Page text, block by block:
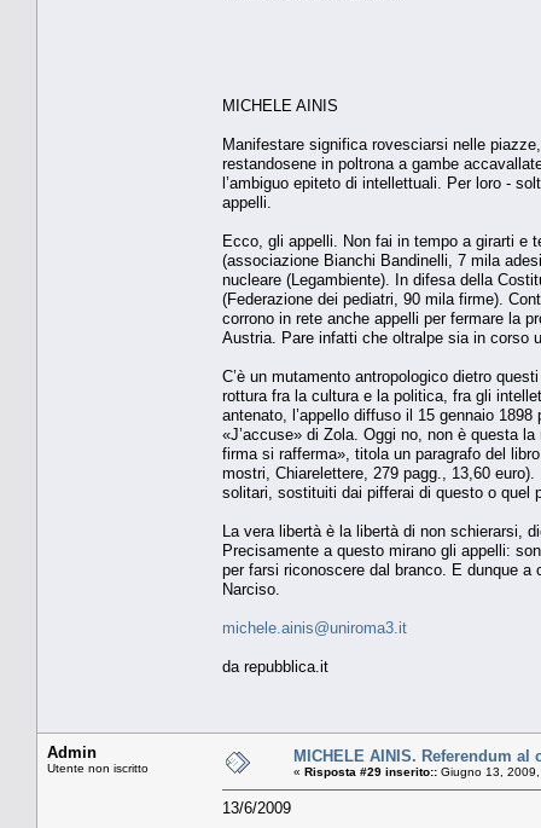
MICHELE AINIS
Manifestare significa rovesciarsi nelle
restandosene in poltrona a gambe
l’ambiguo epiteto di intellettuali. Per loro -
appelli.
Ecco, gli appelli. Non fai in tempo a girarti e
(associazione Bianchi Bandinelli, 7 mila
nucleare (Legambiente). In difesa della
(Federazione dei pediatri, 90 mila firme).
corrono in rete anche appelli per fermare la
Austria. Pare infatti che oltralpe sia in corso
C’è un mutamento antropologico dietro
rottura fra la cultura e la politica, fra gli
antenato, l’appello diffuso il 15 gennaio
«J’accuse» di Zola. Oggi no, non è questa
firma si rafferma», titola un paragrafo del
mostri, Chiarelettere, 279 pagg., 13,60
solitari, sostituiti dai pifferai di questo o quel
La vera libertà è la libertà di non schierarsi,
Precisamente a questo mirano gli appelli:
per farsi riconoscere dal branco. E dunque a
Narciso.
michele.ainis@uniroma3.it
da repubblica.it
Admin
Utente non iscritto
MICHELE AINIS. Referendum al
« Risposta #29 inserito:: Giugno 13,
13/6/2009